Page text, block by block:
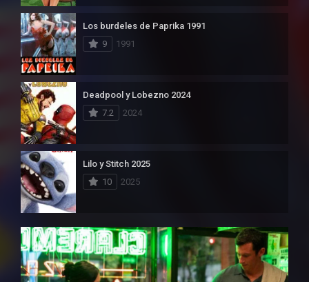
Los burdeles de Paprika 1991
9
1991
Deadpool y Lobezno 2024
7.2
2024
Lilo y Stitch 2025
10
2025